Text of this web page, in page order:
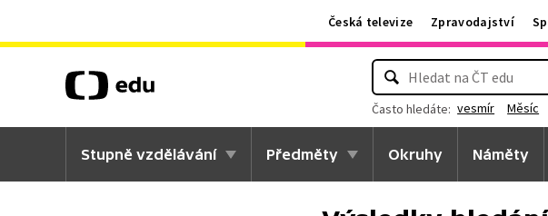
Česká televize Zpravodajství
Často hledáte: vesmír Měsíc
Stupně vzdělávání Předměty Okruhy Náměty